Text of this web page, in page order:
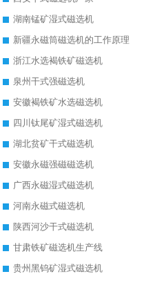
湖南锰矿湿式磁选机
新疆永磁筒磁选机的工作原理
浙江水选褐铁矿磁选机
泉州干式强磁选机
安徽褐铁矿水选磁选机
四川钛尾矿湿式磁选机
湖北贫矿干式磁选机
安徽永磁强磁磁选机
广西永磁湿式磁选机
河南永磁式磁选机
陕西河沙干式磁选机
甘肃铁矿磁选机生产线
贵州黑钨矿湿式磁选机